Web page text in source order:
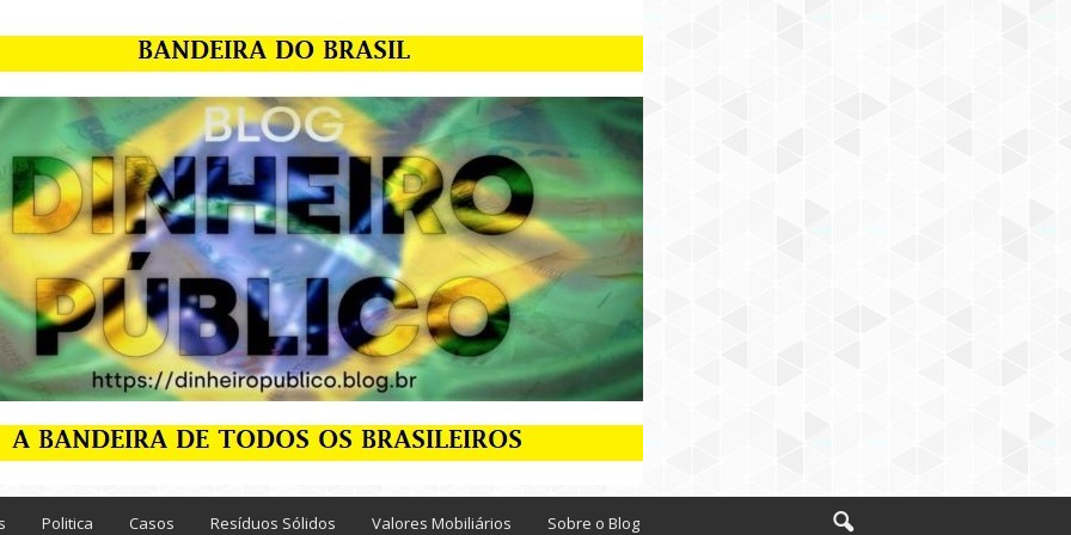
Politica Casos Resíduos Sólidos Valores Mobiliários Sobre o Blog